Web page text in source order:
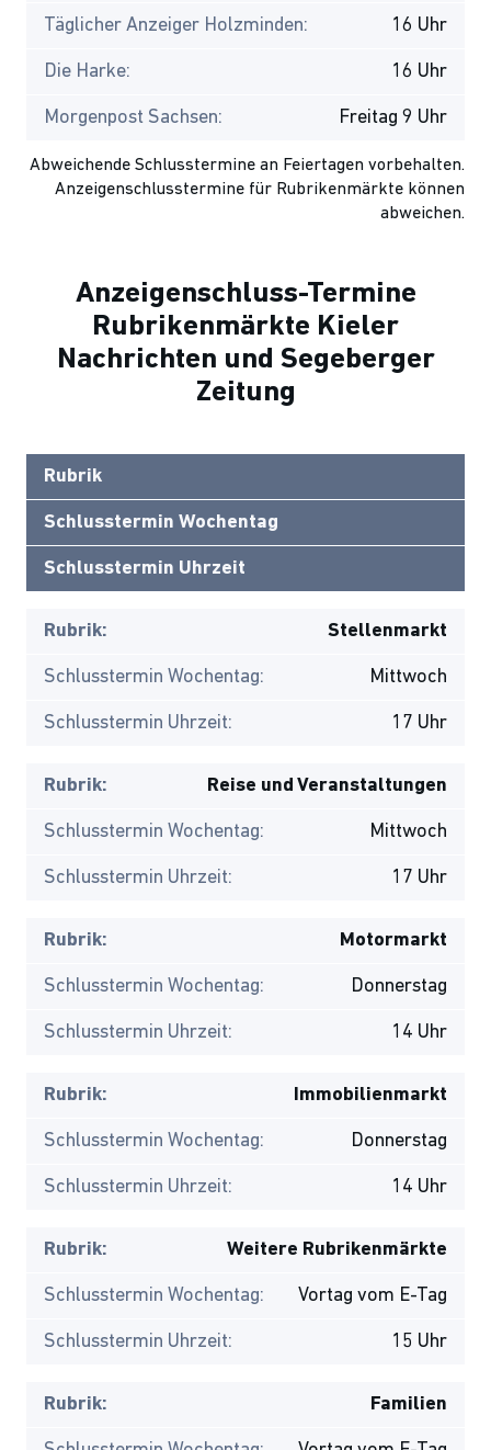
Täglicher Anzeiger Holzminden: 16 Uhr
Die Harke: 16 Uhr
Morgenpost Sachsen: Freitag 9 Uhr
Abweichende Schlusstermine an Feiertagen vorbehalten.
Anzeigenschlusstermine für Rubrikenmärkte können
abweichen.
Anzeigenschluss-Termine
Rubrikenmärkte Kieler
Nachrichten und Segeberger
Zeitung
Rubrik
Schlusstermin Wochentag
Schlusstermin Uhrzeit
Rubrik: Stellenmarkt
Schlusstermin Wochentag: Mittwoch
Schlusstermin Uhrzeit: 17 Uhr
Rubrik: Reise und Veranstaltungen
Schlusstermin Wochentag: Mittwoch
Schlusstermin Uhrzeit: 17 Uhr
Rubrik: Motormarkt
Schlusstermin Wochentag: Donnerstag
Schlusstermin Uhrzeit: 14 Uhr
Rubrik: Immobilienmarkt
Schlusstermin Wochentag: Donnerstag
Schlusstermin Uhrzeit: 14 Uhr
Rubrik: Weitere Rubrikenmärkte
Schlusstermin Wochentag: Vortag vom E-Tag
Schlusstermin Uhrzeit: 15 Uhr
Rubrik: Familien